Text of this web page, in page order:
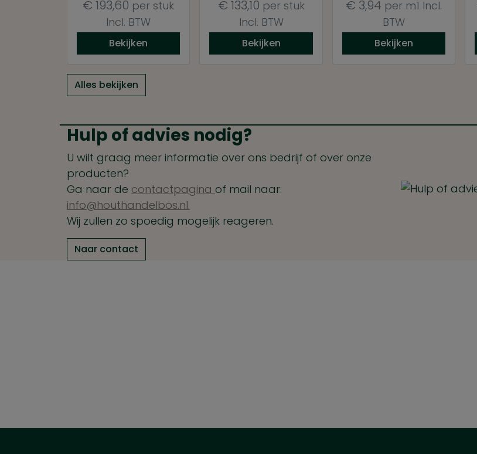
€ 193,60 per stuk
Incl. BTW
Bekijken
€ 133,10 per stuk
Incl. BTW
Bekijken
€ 3,94 per m1 Incl.
BTW
Bekijken
Alles bekijken
Hulp of advies nodig?
U wilt graag meer informatie over ons bedrijf of over onze
producten?
Ga naar de contactpagina of mail naar:
info@houthandelbos.nl.
Wij zullen zo spoedig mogelijk reageren.
Naar contact